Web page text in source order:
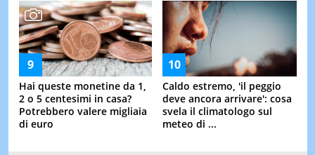
Hai queste monetine da 1,
2 o 5 centesimi in casa?
Potrebbero valere migliaia
di euro
Caldo estremo, 'il peggio
deve ancora arrivare': cosa
svela il climatologo sul
meteo di ...